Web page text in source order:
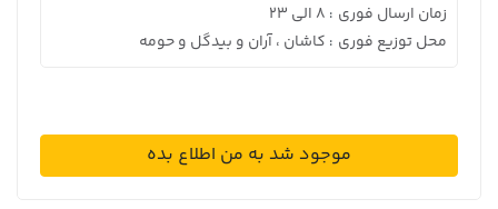
زمان ارسال فوری : 8 الی 23
محل توزیع فوری : کاشان ، آران و بیدگل و حومه
موجود شد به من اطلاع بده